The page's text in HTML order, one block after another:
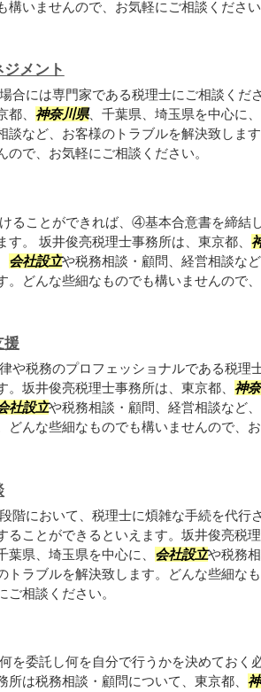
構いませんので、お気軽にご相談ください
ジメント
合には専門家である税理士にご相談くだ
都、 神奈川県、千葉県、埼玉県を中心に、
談など、お客様のトラブルを解決致しま
ので、お気軽にご相談ください。
ることができれば、④基本合意書を締結
す。 坂井俊亮税理士事務所は、東京都、
会社設立や税務相談・顧問、経営相談な
。どんな些細なものでも構いませんので
援
や税務のプロフェッショナルである税理
。坂井俊亮税理士事務所は、東京都、 神
社設立や税務相談・顧問、経営相談など
どんな些細なものでも構いませんので、
階において、税理士に煩雑な手続を代行
ることができるといえます。坂井俊亮税理
葉県、埼玉県を中心に、 会社設立や税務
トラブルを解決致します。どんな些細な
ご相談ください。
を委託し何を自分で行うかを決めておく
所は税務相談・顧問について、東京都、